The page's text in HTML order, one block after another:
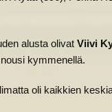
alusta olivat Viivi
kymmenellä.
oli kaikkien